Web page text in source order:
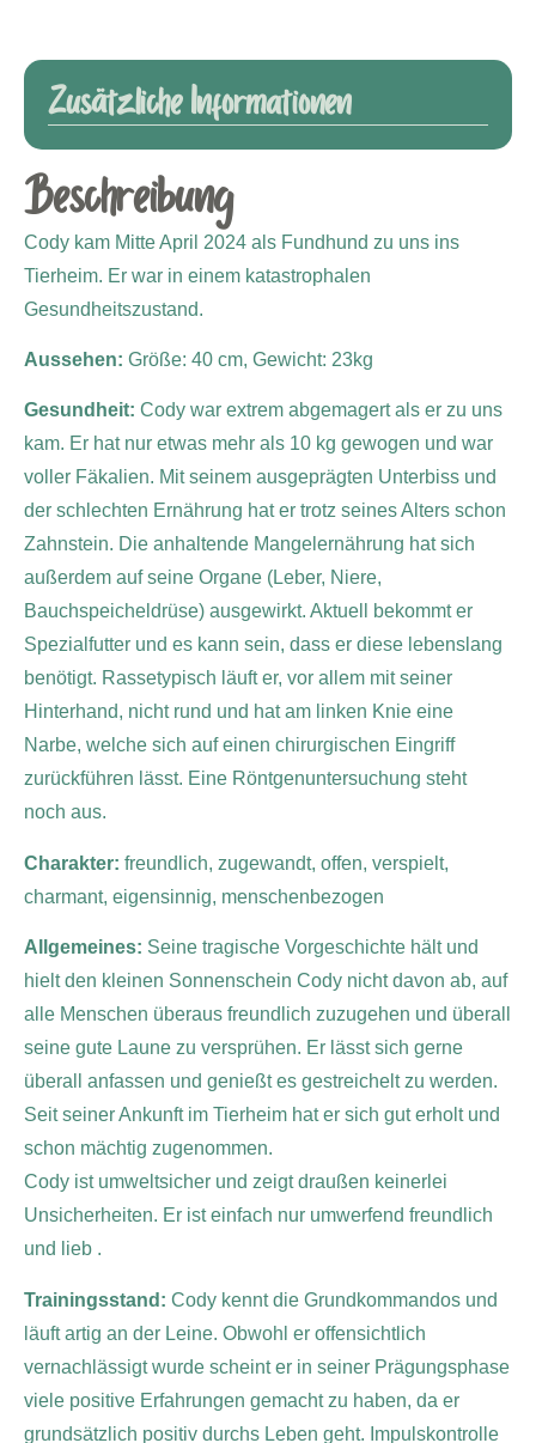
Zusätzliche Informationen
Beschreibung
Cody kam Mitte April 2024 als Fundhund zu uns ins
Tierheim. Er war in einem katastrophalen
Gesundheitszustand.
Aussehen: Größe: 40 cm, Gewicht: 23kg
Gesundheit: Cody war extrem abgemagert als er zu uns
kam. Er hat nur etwas mehr als 10 kg gewogen und war
voller Fäkalien. Mit seinem ausgeprägten Unterbiss und
der schlechten Ernährung hat er trotz seines Alters schon
Zahnstein. Die anhaltende Mangelernährung hat sich
außerdem auf seine Organe (Leber, Niere,
Bauchspeicheldrüse) ausgewirkt. Aktuell bekommt er
Spezialfutter und es kann sein, dass er diese lebenslang
benötigt. Rassetypisch läuft er, vor allem mit seiner
Hinterhand, nicht rund und hat am linken Knie eine
Narbe, welche sich auf einen chirurgischen Eingriff
zurückführen lässt. Eine Röntgenuntersuchung steht
noch aus.
Charakter: freundlich, zugewandt, offen, verspielt,
charmant, eigensinnig, menschenbezogen
Allgemeines: Seine tragische Vorgeschichte hält und
hielt den kleinen Sonnenschein Cody nicht davon ab, auf
alle Menschen überaus freundlich zuzugehen und überall
seine gute Laune zu versprühen. Er lässt sich gerne
überall anfassen und genießt es gestreichelt zu werden.
Seit seiner Ankunft im Tierheim hat er sich gut erholt und
schon mächtig zugenommen.
Cody ist umweltsicher und zeigt draußen keinerlei
Unsicherheiten. Er ist einfach nur umwerfend freundlich
und lieb .
Trainingsstand: Cody kennt die Grundkommandos und
läuft artig an der Leine. Obwohl er offensichtlich
vernachlässigt wurde scheint er in seiner Prägungsphase
viele positive Erfahrungen gemacht zu haben, da er
grundsätzlich positiv durchs Leben geht. Impulskontrolle